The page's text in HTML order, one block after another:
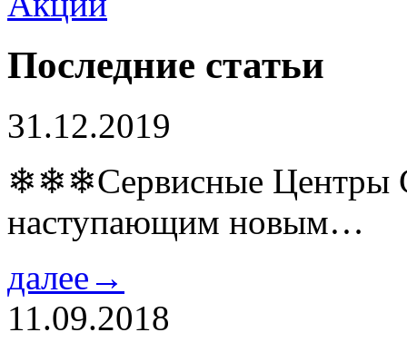
Последние статьи
31.12.2019
❄❄❄Сервисные Центры
наступающим новым…
далее→
11.09.2018